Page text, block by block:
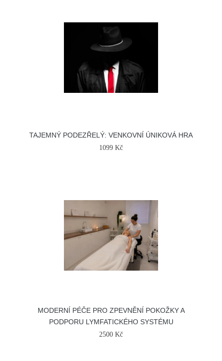
TAJEMNÝ PODEZŘELÝ: VENKOVNÍ ÚNIKOVÁ HRA
1099 Kč
MODERNÍ PÉČE PRO ZPEVNĚNÍ POKOŽKY A
PODPORU LYMFATICKÉHO SYSTÉMU
2500 Kč